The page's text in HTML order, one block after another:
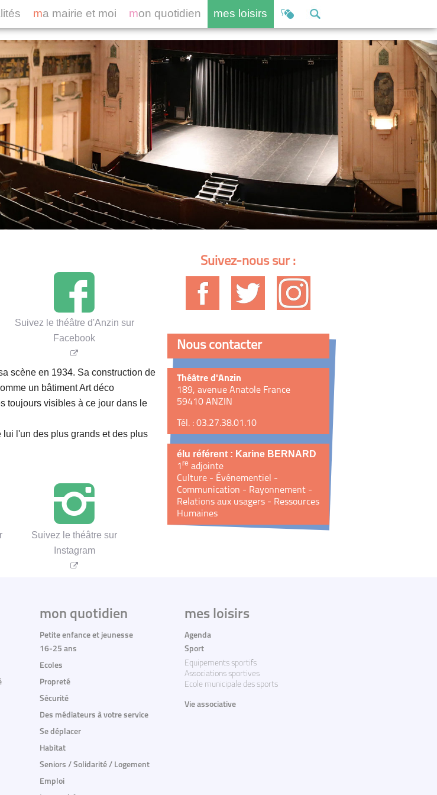
ma mairie et moi mon quotidien mes loisirs
Suivez le théâtre d'Anzin sur
Facebook
scène en 1934. Sa construction de
un bâtiment Art déco
toujours visibles à ce jour dans le
l'un des plus grands et des plus
Suivez le théâtre sur
Instagram
Suivez-nous sur :
Nous contacter
Théâtre d'Anzin
189, avenue Anatole France
59410 ANZIN
Tél. : 03.27.38.01.10
élu référent : Karine BERNARD
1 re adjointe
Culture - Événementiel -
Communication - Rayonnement -
Relations aux usagers - Ressources
Humaines
mon quotidien
Petite enfance et jeunesse
16-25 ans
Ecoles
Propreté
Sécurité
Des médiateurs à votre service
Se déplacer
Habitat
Seniors / Solidarité / Logement
Emploi
mes loisirs
Agenda
Sport
Equipements sportifs
Associations sportives
Ecole municipale des sports
Vie associative